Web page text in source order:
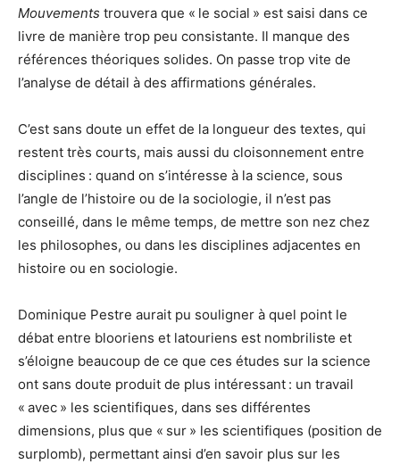
Mouvements trouvera que « le social » est saisi dans ce
livre de manière trop peu consistante. Il manque des
références théoriques solides. On passe trop vite de
l’analyse de détail à des affirmations générales.
C’est sans doute un effet de la longueur des textes, qui
restent très courts, mais aussi du cloisonnement entre
disciplines : quand on s’intéresse à la science, sous
l’angle de l’histoire ou de la sociologie, il n’est pas
conseillé, dans le même temps, de mettre son nez chez
les philosophes, ou dans les disciplines adjacentes en
histoire ou en sociologie.
Dominique Pestre aurait pu souligner à quel point le
débat entre blooriens et latouriens est nombriliste et
s’éloigne beaucoup de ce que ces études sur la science
ont sans doute produit de plus intéressant : un travail
« avec » les scientifiques, dans ses différentes
dimensions, plus que « sur » les scientifiques (position de
surplomb), permettant ainsi d’en savoir plus sur les